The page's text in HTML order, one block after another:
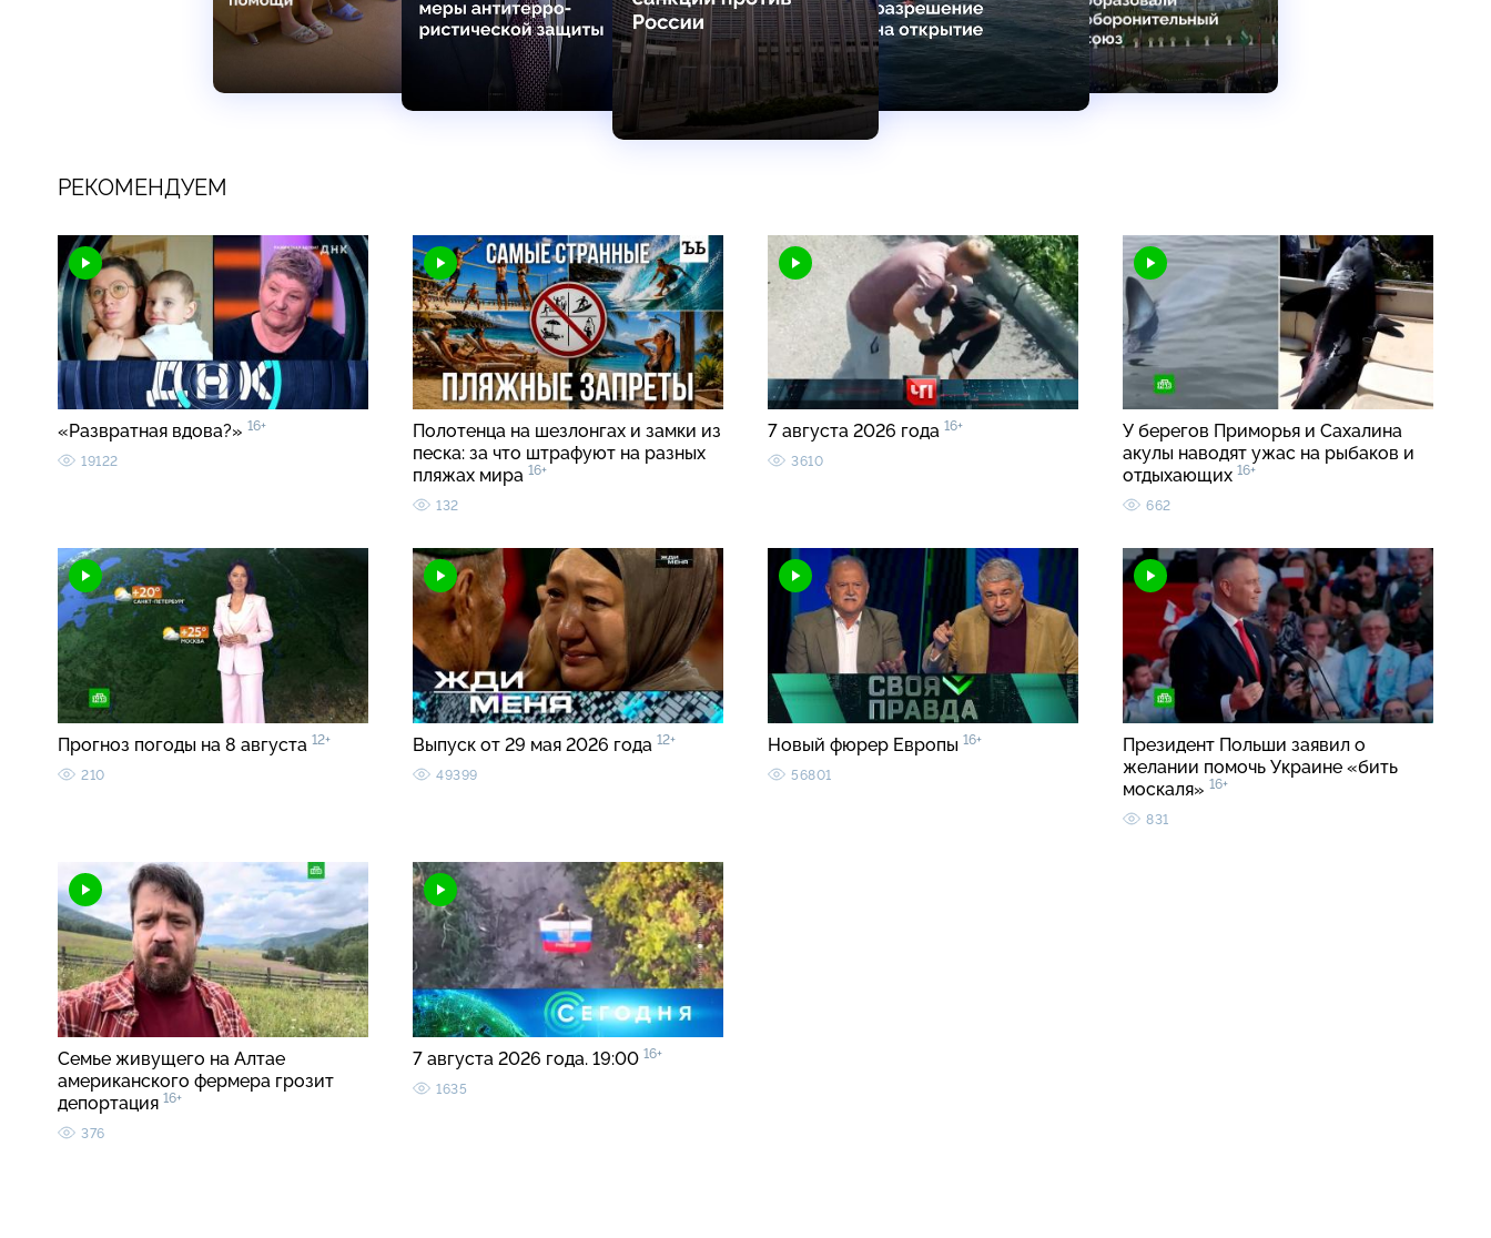
РЕКОМЕНДУЕМ
«Развратная вдова?» 16+
19122
Полотенца на шезлонгах и замки из
песка: за что штрафуют на разных
пляжах мира 16+
132
7 августа 2026 года 16+
3610
У берегов Приморья и Сахалина
акулы наводят ужас на рыбаков и
отдыхающих 16+
662
Прогноз погоды на 8 августа 12+
210
Выпуск от 29 мая 2026 года 12+
49399
Новый фюрер Европы 16+
56801
Президент Польши заявил о
желании помочь Украине «бить
москаля» 16+
831
Семье живущего на Алтае
американского фермера грозит
депортация 16+
376
7 августа 2026 года. 19:00 16+
1635